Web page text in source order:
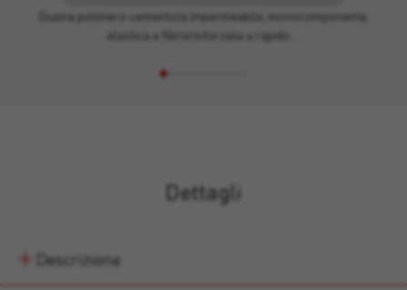
Guaina polimero cementizia impermeabile, monocomponente,
elastica e fibrorinforzata a rapido…
Dettagli
Descrizione